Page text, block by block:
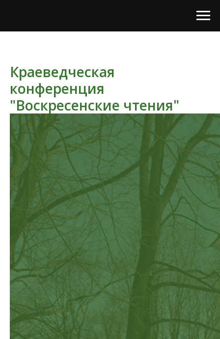
Краеведческая
конференция
"Воскресенские чтения"